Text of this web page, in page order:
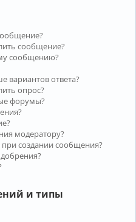
сообщение?
сообщению?
вариантов ответа?
опрос?
форумы?
модератору?
при создании сообщения?
и типы